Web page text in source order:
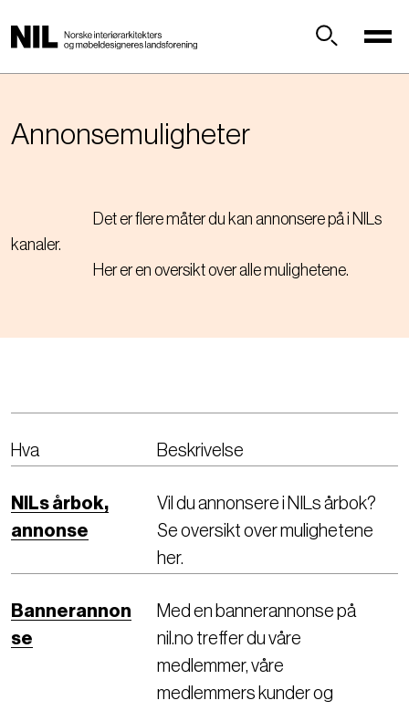
p
h
Annonsemuligheter
Det er flere måter du kan annonsere på i NILs
kanaler.
Her er en oversikt over alle mulighetene.
Hva Beskrivelse
NILs årbok,
annonse
Vil du annonsere i NILs årbok?
Se oversikt over mulighetene
her.
Bannerannon
se
Med en bannerannonse på
nil.no treffer du våre
medlemmer, våre
medlemmers kunder og